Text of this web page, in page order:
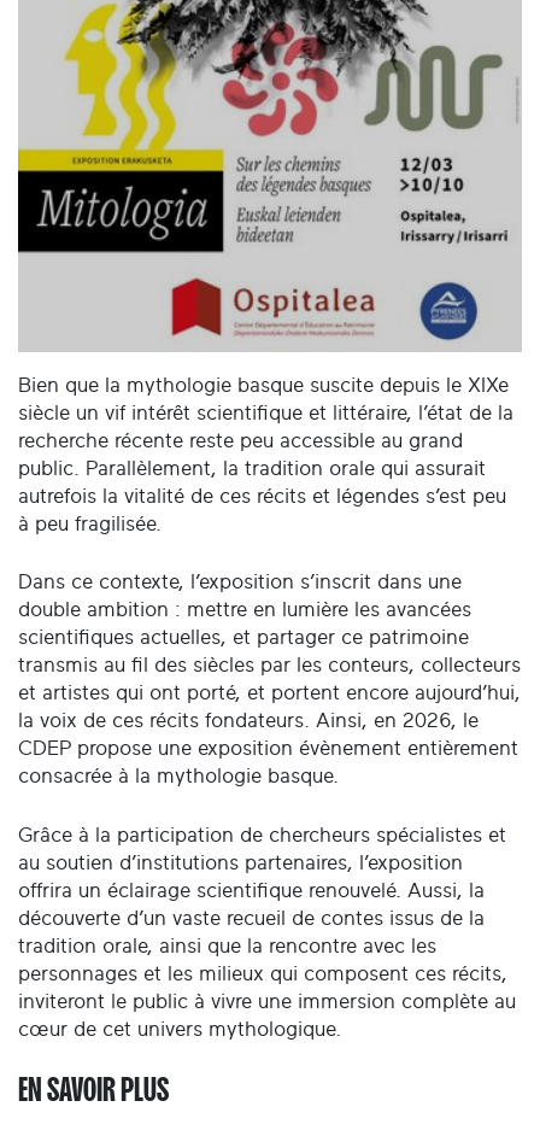
Bien que la mythologie basque suscite depuis le XIXe
siècle un vif intérêt scientifique et littéraire, l’état de la
recherche récente reste peu accessible au grand
public. Parallèlement, la tradition orale qui assurait
autrefois la vitalité de ces récits et légendes s’est peu
à peu fragilisée.
Dans ce contexte, l’exposition s’inscrit dans une
double ambition : mettre en lumière les avancées
scientifiques actuelles, et partager ce patrimoine
transmis au fil des siècles par les conteurs, collecteurs
et artistes qui ont porté, et portent encore aujourd’hui,
la voix de ces récits fondateurs. Ainsi, en 2026, le
CDEP propose une exposition évènement entièrement
consacrée à la mythologie basque.
Grâce à la participation de chercheurs spécialistes et
au soutien d’institutions partenaires, l’exposition
offrira un éclairage scientifique renouvelé. Aussi, la
découverte d’un vaste recueil de contes issus de la
tradition orale, ainsi que la rencontre avec les
personnages et les milieux qui composent ces récits,
inviteront le public à vivre une immersion complète au
cœur de cet univers mythologique.
EN SAVOIR PLUS